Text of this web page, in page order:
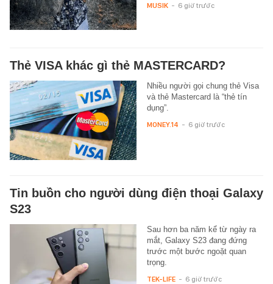
MUSIK - 6 giờ trước
Thẻ VISA khác gì thẻ MASTERCARD?
Nhiều người gọi chung thẻ Visa
và thẻ Mastercard là “thẻ tín
dụng”.
MONEY.14 - 6 giờ trước
Tin buồn cho người dùng điện thoại Galaxy
S23
Sau hơn ba năm kể từ ngày ra
mắt, Galaxy S23 đang đứng
trước một bước ngoặt quan
trọng.
TEK-LIFE - 6 giờ trước